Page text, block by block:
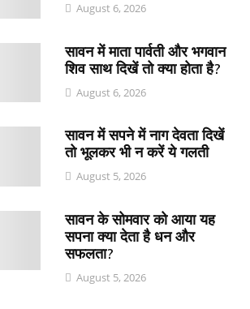
August 6, 2026
सावन में माता पार्वती और भगवान
शिव साथ दिखें तो क्या होता है?
August 6, 2026
सावन में सपने में नाग देवता दिखें
तो भूलकर भी न करें ये गलती
August 5, 2026
सावन के सोमवार को आया यह
सपना क्या देता है धन और
सफलता?
August 5, 2026